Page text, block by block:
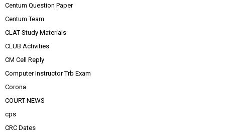
Centum Question Paper
Centum Team
CLAT Study Materials
CLUB Activities
CM Cell Reply
Computer Instructor Trb Exam
Corona
COURT NEWS
cps
CRC Dates